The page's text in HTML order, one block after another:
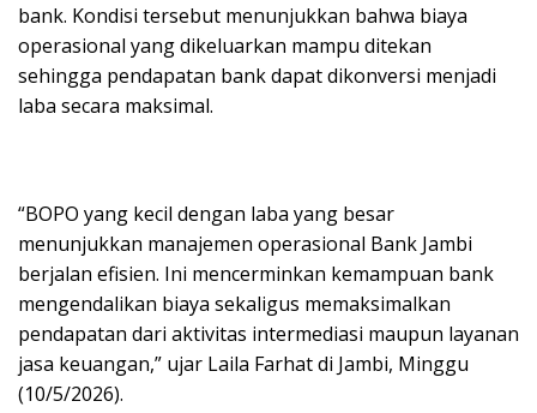
bank. Kondisi tersebut menunjukkan bahwa biaya
operasional yang dikeluarkan mampu ditekan
sehingga pendapatan bank dapat dikonversi menjadi
laba secara maksimal.
“BOPO yang kecil dengan laba yang besar
menunjukkan manajemen operasional Bank Jambi
berjalan efisien. Ini mencerminkan kemampuan bank
mengendalikan biaya sekaligus memaksimalkan
pendapatan dari aktivitas intermediasi maupun layanan
jasa keuangan,” ujar Laila Farhat di Jambi, Minggu
(10/5/2026).